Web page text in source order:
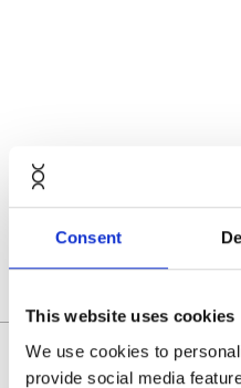
Consent
This website uses cookies
We use cookies to
provide social media
Kliv in i